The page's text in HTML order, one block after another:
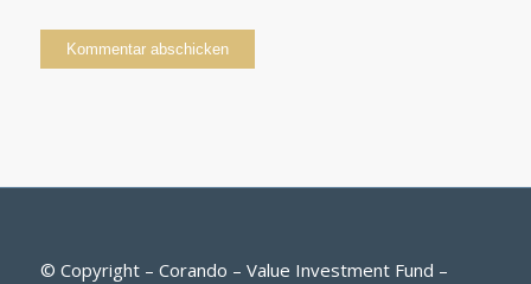
© Copyright – Corando – Value Investment Fund –